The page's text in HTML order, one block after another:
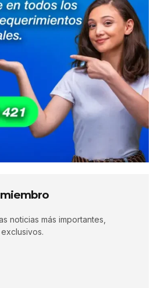
noticias más importantes,